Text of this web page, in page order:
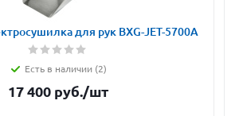
для рук BXG-JET-5700A
Есть в наличии (2)
17 400руб./шт